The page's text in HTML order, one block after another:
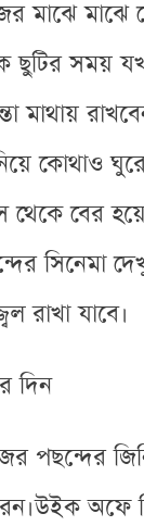
মাঝে মাঝে
ছুটির সময়
মাথায়
কোথাও
থেকে বের
সিনেমা
রাখা যাবে।
দিন
পছন্দের
অফে